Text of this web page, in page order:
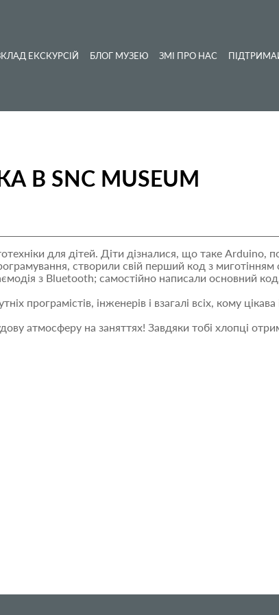
ЕКСКУРСІЙ БЛОГ МУЗЕЮ ЗМІ ПРО НАС
В SNC MUSEUM
для дітей. Діти дізналися, що таке Arduino,
створили свій перший код з миготінням
з Bluetooth; самостійно написали основний
інженерів і взагалі всіх, кому
атмосферу на заняттях! Завдяки тобі хлопці